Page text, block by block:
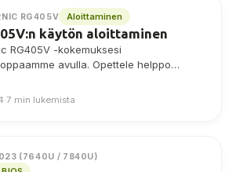
RG405V Aloittaminen
käytön aloittaminen
RG405V -kokemuksesi
avulla. Opettele helppo
parannettuihin retropeliseikkailuihin.
·7 min lukemista
(7640U / 7840U)